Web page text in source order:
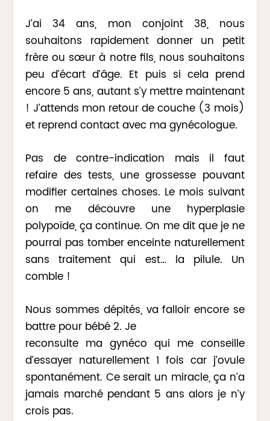
J’ai 34 ans, mon conjoint 38, nous
souhaitons rapidement donner un petit
frère ou sœur à notre fils, nous souhaitons
peu d’écart d’âge. Et puis si cela prend
encore 5 ans, autant s’y mettre maintenant
! J’attends mon retour de couche (3 mois)
et reprend contact avec ma gynécologue.
Pas de contre-indication mais il faut
refaire des tests, une grossesse pouvant
modifier certaines choses. Le mois suivant
on me découvre une hyperplasie
polypoïde, ça continue. On me dit que je ne
pourrai pas tomber enceinte naturellement
sans traitement qui est… la pilule. Un
comble !
Nous sommes dépités, va falloir encore se
battre pour bébé 2. Je
reconsulte ma gynéco qui me conseille
d’essayer naturellement 1 fois car j’ovule
spontanément. Ce serait un miracle, ça n’a
jamais marché pendant 5 ans alors je n’y
crois pas.